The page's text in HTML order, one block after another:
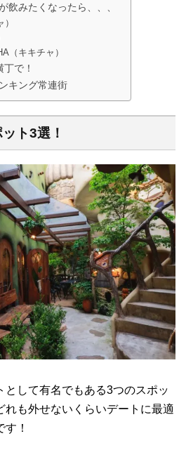
飲みたくなったら、、、
（キキチャ）
で！
キング常連街
ト3選！
として有名でもある3つのスポッ
れも外せないくらいデートに最適
！